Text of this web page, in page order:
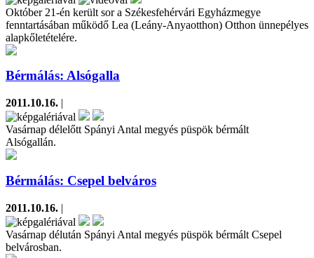
Október 21-én került sor a Székesfehérvári Egyházmegye
fenntartásában működő Lea (Leány-Anyaotthon) Otthon ünnepélyes
alapkőletételére.
Bérmálás: Alsógalla
2011.10.16. |
Vasárnap délelőtt Spányi Antal megyés püspök bérmált
Alsógallán.
Bérmálás: Csepel belváros
2011.10.16. |
Vasárnap délután Spányi Antal megyés püspök bérmált Csepel
belvárosban.